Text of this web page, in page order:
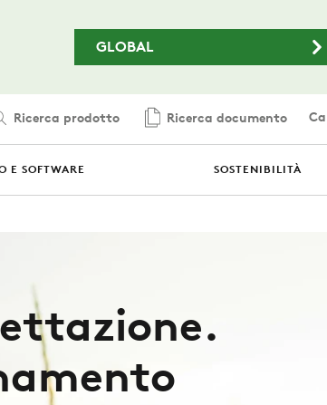
GLOBAL
Ricerca prodotto Ricerca documento
E SOFTWARE SOSTENIBILITÀ